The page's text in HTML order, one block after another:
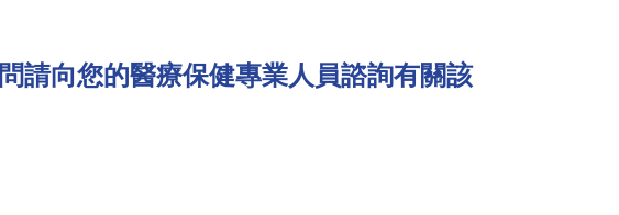
請向您的醫療保健專業人員諮詢有關該